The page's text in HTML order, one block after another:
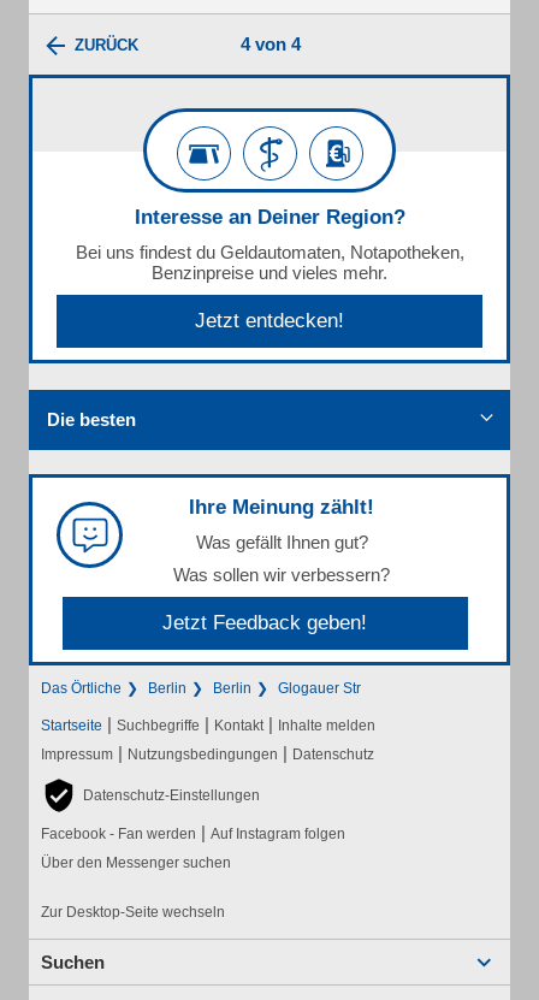
ZURÜCK 4 von 4
Interesse an Deiner Region?
Bei uns findest du Geldautomaten, Notapotheken,
Benzinpreise und vieles mehr.
Jetzt entdecken!
Die besten
Ihre Meinung zählt!
Was gefällt Ihnen gut?
Was sollen wir verbessern?
Jetzt Feedback geben!
Das Örtliche Berlin Berlin Glogauer Str
Startseite | Suchbegriffe | Kontakt | Inhalte melden
Impressum | Nutzungsbedingungen | Datenschutz
Datenschutz-Einstellungen
Facebook - Fan werden | Auf Instagram folgen
Über den Messenger suchen
Zur Desktop-Seite wechseln
Suchen